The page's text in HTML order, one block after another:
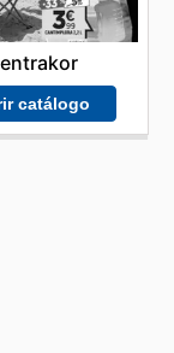
catálogo